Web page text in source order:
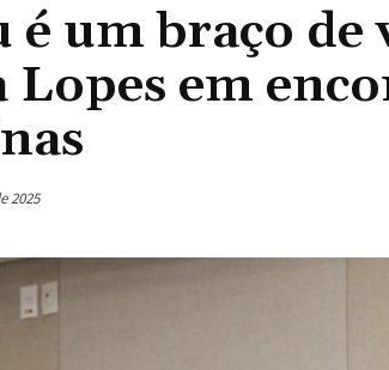
é um braço
Lopes em
2025